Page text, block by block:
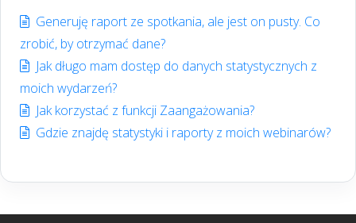
Generuję raport ze spotkania, ale jest on pusty. Co
zrobić, by otrzymać dane?
Jak długo mam dostęp do danych statystycznych z
moich wydarzeń?
Jak korzystać z funkcji Zaangażowania?
Gdzie znajdę statystyki i raporty z moich webinarów?